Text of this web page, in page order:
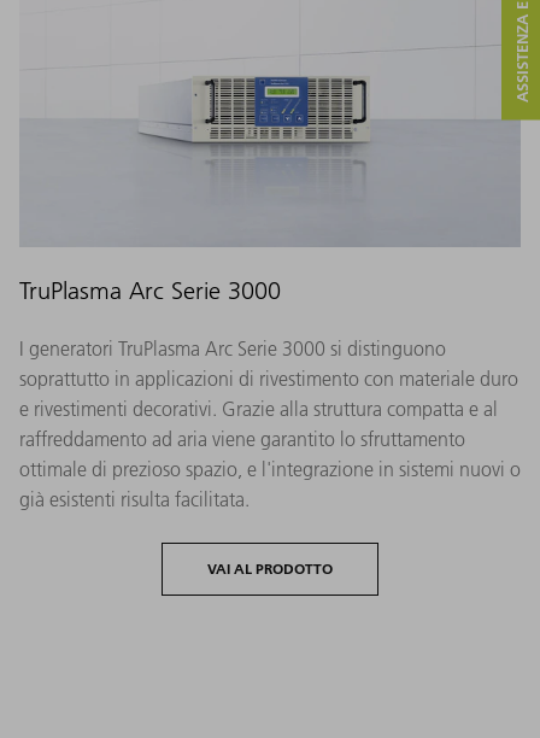
TruPlasma Arc Serie 3000
I generatori TruPlasma Arc Serie 3000 si distinguono
soprattutto in applicazioni di rivestimento con materiale duro
e rivestimenti decorativi. Grazie alla struttura compatta e al
raffreddamento ad aria viene garantito lo sfruttamento
ottimale di prezioso spazio, e l'integrazione in sistemi nuovi o
già esistenti risulta facilitata.
VAI AL PRODOTTO